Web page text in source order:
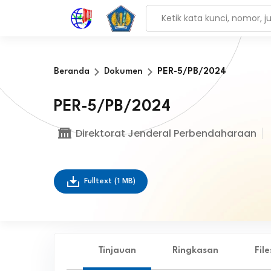
Beranda Dokumen PER-5/PB/2024
PER-5/PB/2024
Direktorat Jenderal Perbendaharaan
Fulltext (1 MB)
Tinjauan Ringkasan